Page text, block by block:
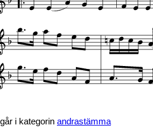
i kategorin andrastämma